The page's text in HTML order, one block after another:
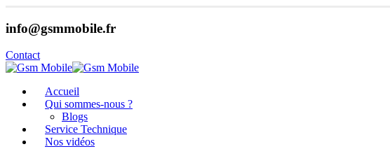
info@gsmmobile.fr
Contact
Accueil
Qui sommes-nous ?
Blogs
Service Technique
Nos vidéos